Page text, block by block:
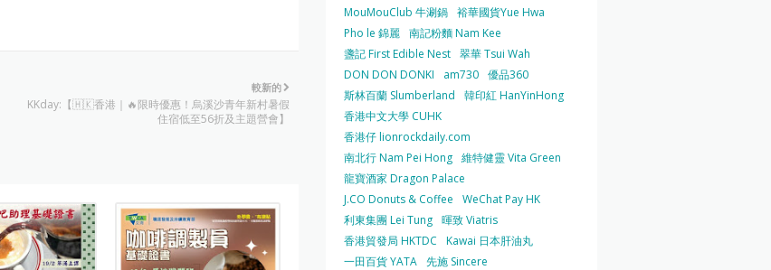
較新的
KKday:【🇭🇰香港｜🔥限時優惠！烏溪沙青年新村暑假
住宿低至56折及主題營會】
MouMouClub 牛涮鍋 裕華國貨Yue Hwa
Pho le 錦麗 南記粉麵 Nam Kee
盞記 First Edible Nest 翠華 Tsui Wah
DON DON DONKI
am730 優品360
斯林百蘭 Slumberland
韓印紅 HanYinHong
香港中文大學 CUHK
香港仔 lionrockdaily.com
南北行 Nam Pei Hong 維特健靈 Vita Green
龍寶酒家 Dragon Palace
J.CO Donuts & Coffee
WeChat Pay HK
利東集團 Lei Tung 暉致 Viatris
香港貿發局 HKTDC
Kawai 日本肝油丸
一田百貨 YATA 先施 Sincere